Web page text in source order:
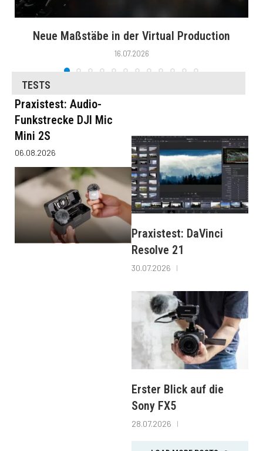
Neue Maßstäbe in der Virtual Production
16.07.2026
TESTS
Praxistest: Audio-
Funkstrecke DJI Mic
Mini 2S
06.08.2026
Praxistest: DaVinci
Resolve 21
30.07.2026
Erster Blick auf die
Sony FX5
28.07.2026